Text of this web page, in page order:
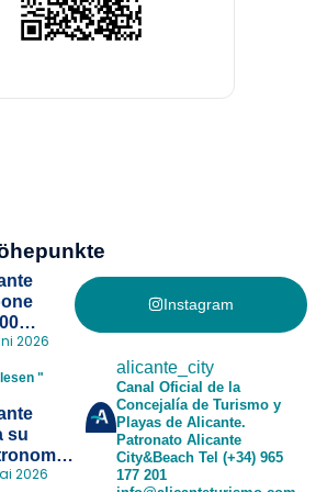
de niños
playas
con
un
de socorrismo
2026
"
su
2026
Instagram
alicante_city
Canal Oficial de la
Concejalía de Turismo y
Playas de Alicante.
Patronato Alicante
City&Beach Tel (+34) 965
177 201